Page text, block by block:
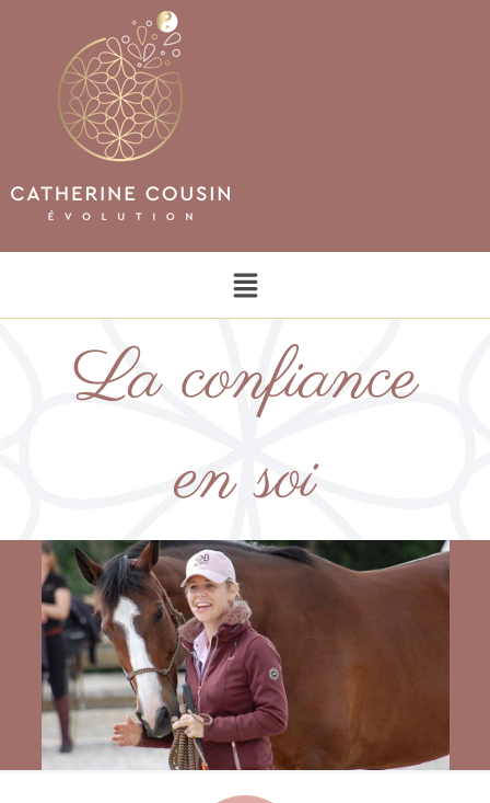
La confiance
en soi